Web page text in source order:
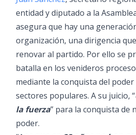
entidad y diputado a la
asegura que hay una
organización, una dirigencia
renovar al partido. Por ello se
batalla en los venideros
mediante la conquista del poder
sectores populares. A su juicio, “
la fuerza” para la conquista de
poder.